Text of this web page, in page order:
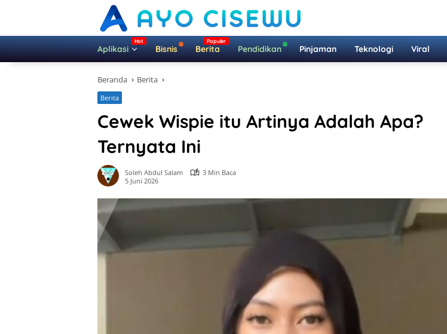
Aplikasi Bisnis Berita Pendidikan Pinjaman Teknologi Viral
Beranda Berita
Berita
Cewek Wispie itu Artinya Adalah Apa?
Ternyata Ini
Soleh Abdul Salam
3 Min Baca
5 Juni 2026